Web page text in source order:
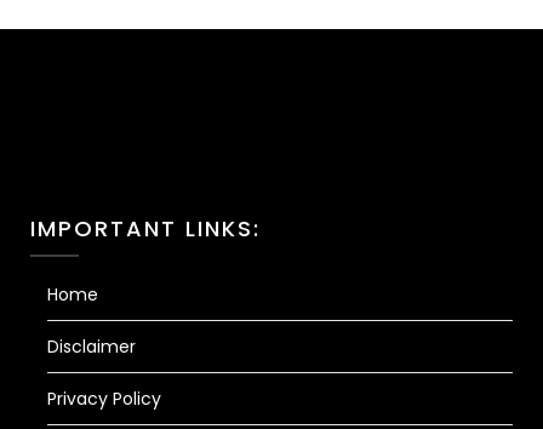
IMPORTANT LINKS:
Home
Disclaimer
Privacy Policy